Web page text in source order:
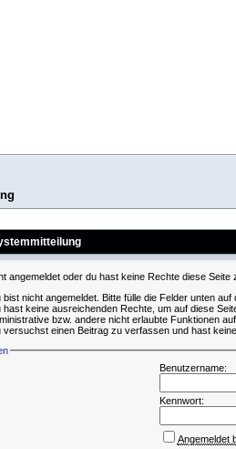
angemeldet oder du hast keine Rechte diese
bist nicht angemeldet. Bitte fülle die Felder unten
hast keine ausreichenden Rechte, um auf diese
bzw. andere nicht erlaubte Funktionen
versuchst einen Beitrag zu verfassen und hast
Benutzername:
Kennwort:
Angemeldet